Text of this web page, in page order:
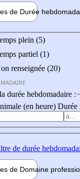
de Durée hebdo
plein (5)
partiel (1)
renseignée (20)
durée hebdomadaire :
(en heure) Durée
de durée
de Domaine pro